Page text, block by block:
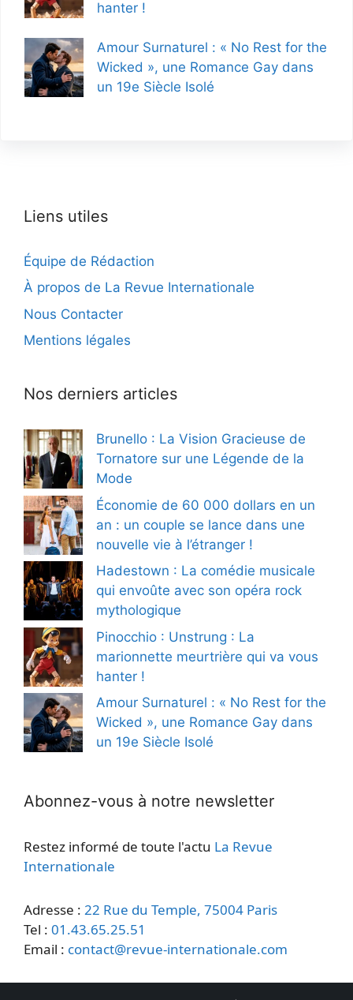
hanter !
Amour Surnaturel : « No Rest for the
Wicked », une Romance Gay dans
un 19e Siècle Isolé
Liens utiles
Équipe de Rédaction
À propos de La Revue Internationale
Nous Contacter
Mentions légales
Nos derniers articles
Brunello : La Vision Gracieuse de
Tornatore sur une Légende de la
Mode
Économie de 60 000 dollars en un
an : un couple se lance dans une
nouvelle vie à l’étranger !
Hadestown : La comédie musicale
qui envoûte avec son opéra rock
mythologique
Pinocchio : Unstrung : La
marionnette meurtrière qui va vous
hanter !
Amour Surnaturel : « No Rest for the
Wicked », une Romance Gay dans
un 19e Siècle Isolé
Abonnez-vous à notre newsletter
Restez informé de toute l'actu La Revue
Internationale
Adresse : 22 Rue du Temple, 75004 Paris
Tel : 01.43.65.25.51
Email : contact@revue-internationale.com